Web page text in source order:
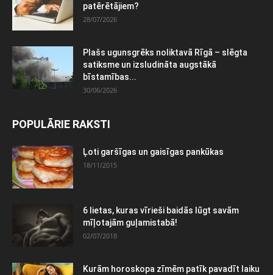
patērētājiem?
28/07/2026
Plašs ugunsgrēks noliktavā Rīgā – slēgta
satiksme un izsludināta augstākā
bīstamības...
30/06/2026
POPULĀRIE RAKSTI
Ļoti garšīgas un gaisīgas pankūkas
18/11/2015
6 lietas, kuras vīrieši baidās lūgt savām
mīļotajām guļamistabā!
02/07/2018
Kurām horoskopa zīmēm patīk pavadīt laiku